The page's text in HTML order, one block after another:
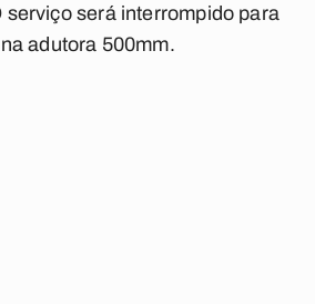
serviço será interrompido para
adutora 500mm.